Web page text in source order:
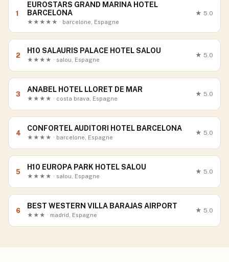
1
EUROSTARS GRAND MARINA HOTEL
BARCELONA
★★★★★ · barcelone, Espagne
★ 5.0
2
H10 SALAURIS PALACE HOTEL SALOU
★★★★ · salou, Espagne
★ 5.0
3
ANABEL HOTEL LLORET DE MAR
★★★★ · costa brava, Espagne
★ 5.0
4
CONFORTEL AUDITORI HOTEL BARCELONA
★★★★ · barcelone, Espagne
★ 5.0
5
H10 EUROPA PARK HOTEL SALOU
★★★★ · salou, Espagne
★ 5.0
6
BEST WESTERN VILLA BARAJAS AIRPORT
★★★ · madrid, Espagne
★ 5.0